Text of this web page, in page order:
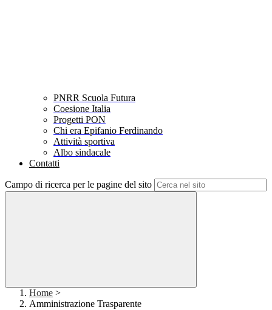
PNRR Scuola Futura
Coesione Italia
Progetti PON
Chi era Epifanio Ferdinando
Attività sportiva
Albo sindacale
Contatti
Campo di ricerca per le pagine del sito
Home >
Amministrazione Trasparente